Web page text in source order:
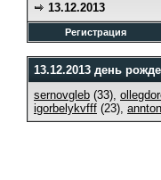
13.12.2013
Регистрация
13.12.2013 день
sernovgleb (33),
igorbelykvfff (23),